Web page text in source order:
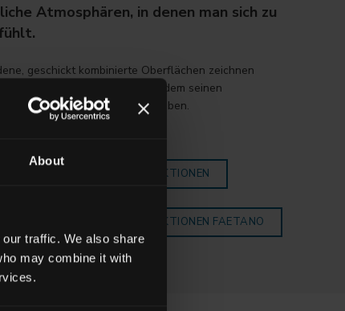
About
traffic. We also share
may combine it with
Atmosphären, in denen man sich zu
geschickt kombinierte Oberflächen zeichnen
den Geschmack treffen, um jedem seinen
und originellsten Stil zu geben.
SIE EINBLICK IN ALLE KOLLEKTIONEN
SIE EINBLICK IN ALLE KOLLEKTIONEN FAETANO